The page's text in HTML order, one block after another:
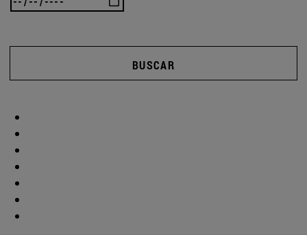
BUSCAR